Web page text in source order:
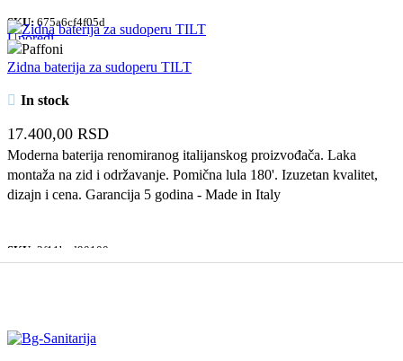
SKU: 675a6cf4f05d
Uporedi
Quick view
Dodaj u omiljene
Zidna baterija za sudoperu TILT
In stock
17.400,00 RSD
Moderna baterija renomiranog italijanskog proizvođača. Laka
montaža na zid i održavanje. Pomična lula 180'. Izuzetan kvalitet,
dizajn i cena. Garancija 5 godina - Made in Italy
SKU: 2f11bcd90100